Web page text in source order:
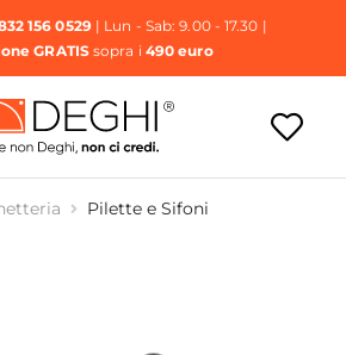
156 0529| Lun - Sab: 9.00 - 17.30 |
GRATISsopra i 490 euro
Pilette e Sifoni